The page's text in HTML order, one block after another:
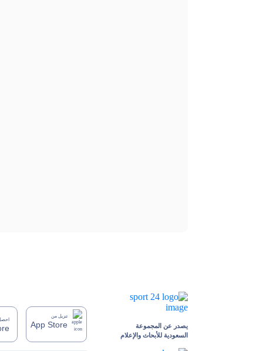
يصدر عن المجموعة
السعودية للأبحاث والإعلام
تنزيل من
App Store